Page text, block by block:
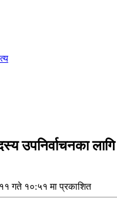
उपनिर्वाचनका
गते १०:५१ मा प्रकाशित